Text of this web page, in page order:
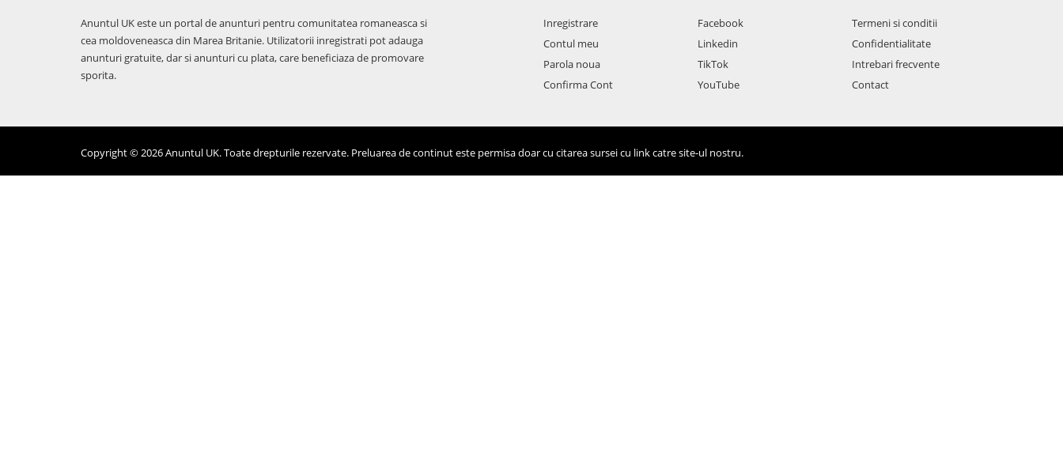
Anuntul UK este un portal de anunturi pentru comunitatea romaneasca si
cea moldoveneasca din Marea Britanie. Utilizatorii inregistrati pot adauga
anunturi gratuite, dar si anunturi cu plata, care beneficiaza de promovare
sporita.
Inregistrare
Contul meu
Parola noua
Confirma Cont
Facebook
Linkedin
TikTok
YouTube
Termeni si conditii
Confidentialitate
Intrebari frecvente
Contact
Copyright © 2026 Anuntul UK. Toate drepturile rezervate. Preluarea de continut este permisa doar cu citarea sursei cu link catre site-ul nostru.